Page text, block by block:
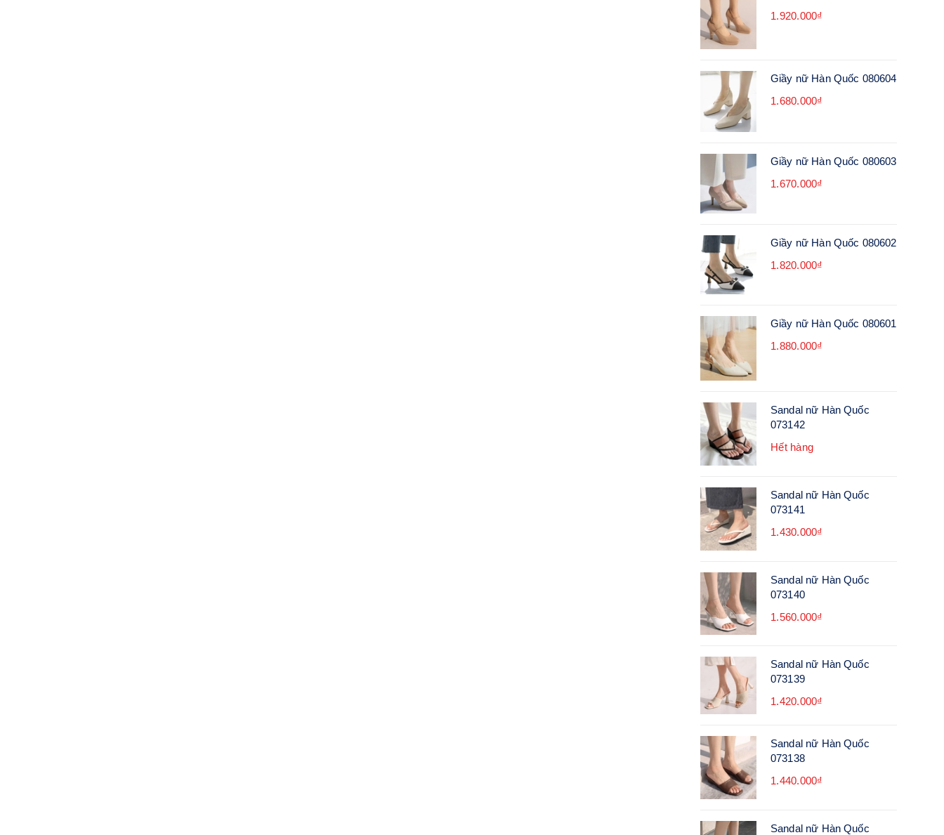
1.920.000₫
Giầy nữ Hàn Quốc 080604
1.680.000₫
Giầy nữ Hàn Quốc 080603
1.670.000₫
Giầy nữ Hàn Quốc 080602
1.820.000₫
Giầy nữ Hàn Quốc 080601
1.880.000₫
Sandal nữ Hàn Quốc
073142
Hết hàng
Sandal nữ Hàn Quốc
073141
1.430.000₫
Sandal nữ Hàn Quốc
073140
1.560.000₫
Sandal nữ Hàn Quốc
073139
1.420.000₫
Sandal nữ Hàn Quốc
073138
1.440.000₫
Sandal nữ Hàn Quốc